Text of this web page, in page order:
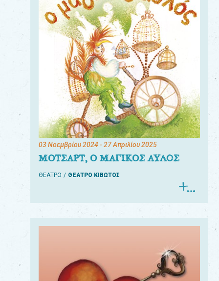
03 Νοεμβρίου 2024- 27 Απριλίου 2025
ΜΟΤΣΑΡΤ, Ο ΜΑΓΙΚΟΣ ΑΥΛΟΣ
ΘΕΑΤΡΟ ΘΕΑΤΡΟ ΚΙΒΩΤΟΣ